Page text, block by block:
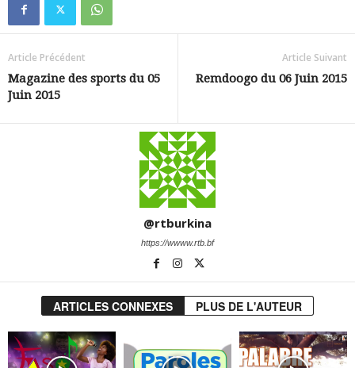
Article Précédent
Magazine des sports du 05
Juin 2015
Article Suivant
Remdoogo du 06 Juin 2015
@rtburkina
https://wwww.rtb.bf
ARTICLES CONNEXES PLUS DE L'AUTEUR